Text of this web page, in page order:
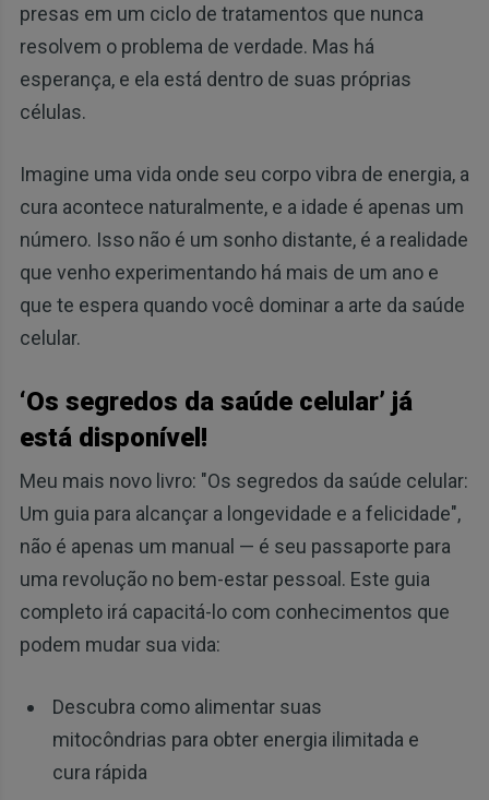
presas em um ciclo de tratamentos que nunca
resolvem o problema de verdade. Mas há
esperança, e ela está dentro de suas próprias
células.
Imagine uma vida onde seu corpo vibra de energia, a
cura acontece naturalmente, e a idade é apenas um
número. Isso não é um sonho distante, é a realidade
que venho experimentando há mais de um ano e
que te espera quando você dominar a arte da saúde
celular.
‘Os segredos da saúde celular’ já
está disponível!
Meu mais novo livro: "Os segredos da saúde celular:
Um guia para alcançar a longevidade e a felicidade",
não é apenas um manual — é seu passaporte para
uma revolução no bem-estar pessoal. Este guia
completo irá capacitá-lo com conhecimentos que
podem mudar sua vida:
Descubra como alimentar suas
mitocôndrias para obter energia ilimitada e
cura rápida